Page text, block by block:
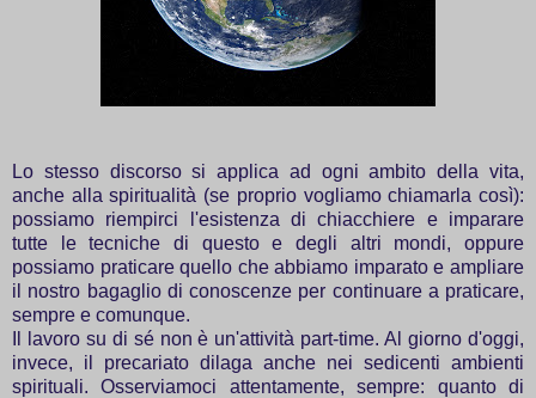
Lo stesso discorso si applica ad ogni ambito della vita,
anche alla spiritualità (se proprio vogliamo chiamarla così):
possiamo riempirci l'esistenza di chiacchiere e imparare
tutte le tecniche di questo e degli altri mondi, oppure
possiamo praticare quello che abbiamo imparato e ampliare
il nostro bagaglio di conoscenze per continuare a praticare,
sempre e comunque.
Il lavoro su di sé non è un'attività part-time. Al giorno d'oggi,
invece, il precariato dilaga anche nei sedicenti ambienti
spirituali. Osserviamoci attentamente, sempre: quanto di